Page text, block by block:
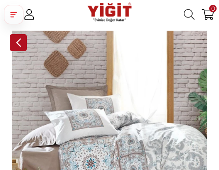
0
Üye Girişi Üye Ol Facebook İle Bağlan
Google İle Bağlan